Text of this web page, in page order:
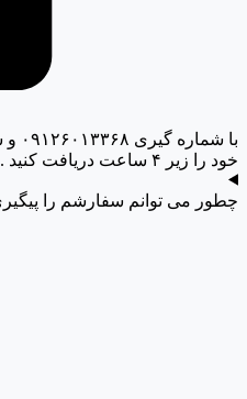
با
خود را زیر ۴ ساعت دریافت کنید .
چطور می توانم سفارشم را